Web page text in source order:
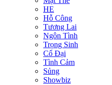
HE
Hỗ Công
Tương Lai
Ngôn Tình
Trọng Sinh
Cổ Đại
Tình Cảm
Sủng
Showbiz